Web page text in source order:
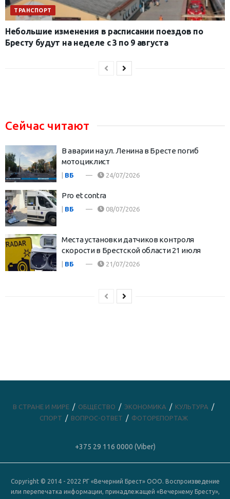
ТРАНСПОРТ
Небольшие изменения в расписании поездов по
Бресту будут на неделе с 3 по 9 августа
Сейчас читают
В аварии на ул. Ленина в Бресте погиб
мотоциклист
ВБ 24/07/2026
Pro et contra
| ВБ 08/07/2026
Места установки датчиков контроля
скорости в Брестской области 21 июля
ВБ 21/07/2026
В СТРАНЕ И МИРЕ ОБЩЕСТВО ЭКОНОМИКА
КУЛЬТУРА
СПОРТ
ВОПРОС-ОТВЕТ ФОТОРЕПОРТАЖ
+375 29 116 0000 (Viber)
Copyright © 2014 - 2022 РГ «Вечерний Брест» ООО. Воспроизведение
или перепечатка информации, принадлежащей «Вечернему Бресту»,